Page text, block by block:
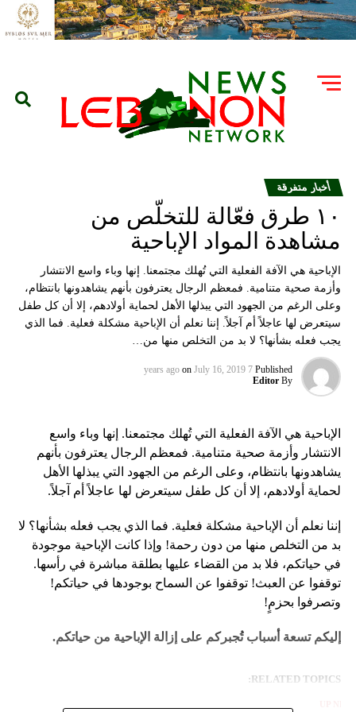
أخبار متفرقة
١٠ طرق فعّالة للتخلّص من
مشاهدة المواد الإباحية
الإباحية هي الآفة الفعلية التي تُهلك مجتمعنا. إنها وباء واسع الانتشار
وأزمة صحية متنامية. فمعظم الرجال يعترفون بأنهم يشاهدونها بانتظام،
وعلى الرغم من الجهود التي يبذلها الأهل لحماية أولادهم، إلا أن كل طفل
سيتعرض لها عاجلاً أم آجلاً. إننا نعلم أن الإباحية مشكلة فعلية. فما الذي
يجب فعله بشأنها؟ لا بد من التخلص منها من…
Published
7 years ago
on July 16, 2019
By
Editor
الإباحية هي الآفة الفعلية التي تُهلك مجتمعنا. إنها وباء واسع
الانتشار وأزمة صحية متنامية. فمعظم الرجال يعترفون بأنهم
يشاهدونها بانتظام، وعلى الرغم من الجهود التي يبذلها الأهل
لحماية أولادهم، إلا أن كل طفل سيتعرض لها عاجلاً أم آجلاً.
إننا نعلم أن الإباحية مشكلة فعلية. فما الذي يجب فعله بشأنها؟ لا
بد من التخلص منها من دون رحمة! وإذا كانت الإباحية موجودة
في حياتكم، فلا بد من القضاء عليها بطلقة مباشرة في رأسها.
توقفوا عن العبث! توقفوا عن السماح بوجودها في حياتكم!
وتصرفوا بحزمٍ!
إليكم تسعة أسباب تُجبركم على إزالة الإباحية من حياتكم.
RELATED TOPICS: